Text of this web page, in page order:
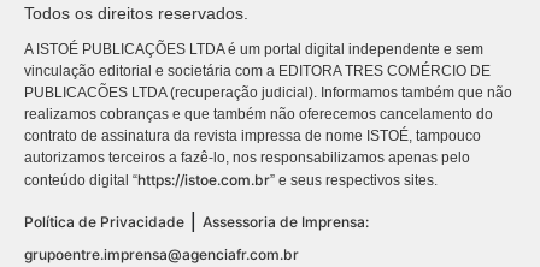
Todos os direitos reservados.
A ISTOÉ PUBLICAÇÕES LTDA é um portal digital independente e sem
vinculação editorial e societária com a EDITORA TRES COMÉRCIO DE
PUBLICACÕES LTDA (recuperação judicial). Informamos também que não
realizamos cobranças e que também não oferecemos cancelamento do
contrato de assinatura da revista impressa de nome ISTOÉ, tampouco
autorizamos terceiros a fazê-lo, nos responsabilizamos apenas pelo
conteúdo digital “https://istoe.com.br” e seus respectivos sites.
Política de Privacidade
Assessoria de Imprensa:
grupoentre.imprensa@agenciafr.com.br